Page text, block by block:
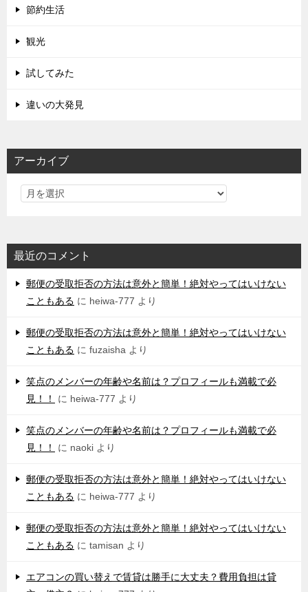
節約生活
観光
試してみた
違いの大発見
アーカイブ
最近のコメント
郵便の受取拒否の方法は意外と簡単！絶対やってはいけない
こともある に heiwa-777 より
郵便の受取拒否の方法は意外と簡単！絶対やってはいけない
こともある に fuzaisha より
笑点のメンバーの年齢や名前は？プロフィールも満載で必
見！！
に heiwa-777 より
笑点のメンバーの年齢や名前は？プロフィールも満載で必
見！！
に naoki より
郵便の受取拒否の方法は意外と簡単！絶対やってはいけない
こともある に heiwa-777 より
郵便の受取拒否の方法は意外と簡単！絶対やってはいけない
こともある に tamisan より
エアコンの買い替えで賃貸は勝手に大丈夫？費用負担は貸